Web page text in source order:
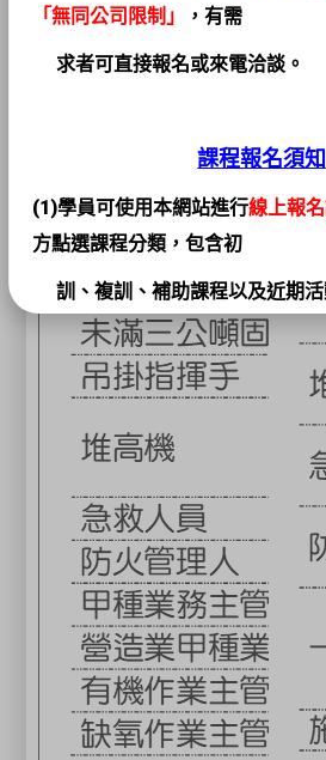
「無同公司限制」
，有需
求者可直接報名或來電洽談。
課程報名須知
(1)學員可使用本網站進行線上報
方點選課程分類，包含初
訓、複訓、補助課程以及近期活
個人名義報名者可直接以 「不
填寫報名資訊；
會員註冊
側LINE圖示，如有職安衛課
程相關事宜皆可諮詢，將有專員
關閉